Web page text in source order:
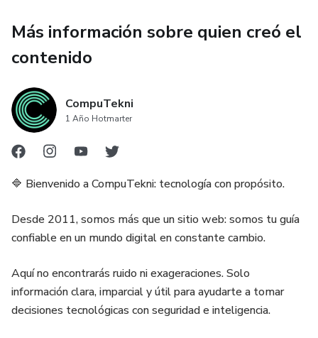
→ Los sectores donde la IA ya genera ganancias — y cómo
aprovecharlos
→ Los riesgos reales que toda empresa debe conocer
antes de implementar IA
→ Un mapa claro del futuro: qué viene y cómo anticiparte
hoy
¿Qué pasa si no lo lees?. Nada. Seguirás exactamente
donde estás. Mientras otros adaptan sus negocios y sus
carreras a la nueva economía de la IA, tú estarás tomando
decisiones con información del pasado.
¿Qué pasa si sí lo lees?. En menos de 2 horas tendrás un
panorama completo que la mayoría tardará años en
Más información sobre quien creó el
contenido
CompuTekni
1 Año Hotmarter
🔷 Bienvenido a CompuTekni: tecnología con propósito.
Desde 2011, somos más que un sitio web: somos tu guía
confiable en un mundo digital en constante cambio.
Aquí no encontrarás ruido ni exageraciones. Solo
información clara, imparcial y útil para ayudarte a tomar
decisiones tecnológicas con seguridad e inteligencia.